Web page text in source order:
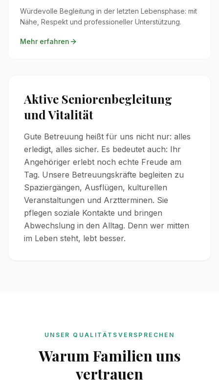
Würdevolle Begleitung in der letzten Lebensphase: mit
Nähe, Respekt und professioneller Unterstützung.
Mehr erfahren
Aktive Seniorenbegleitung
und Vitalität
Gute Betreuung heißt für uns nicht nur: alles
erledigt, alles sicher. Es bedeutet auch: Ihr
Angehöriger erlebt noch echte Freude am
Tag. Unsere Betreuungskräfte begleiten zu
Spaziergängen, Ausflügen, kulturellen
Veranstaltungen und Arztterminen. Sie
pflegen soziale Kontakte und bringen
Abwechslung in den Alltag. Denn wer mitten
im Leben steht, lebt besser.
UNSER QUALITÄTSVERSPRECHEN
Warum Familien uns
vertrauen